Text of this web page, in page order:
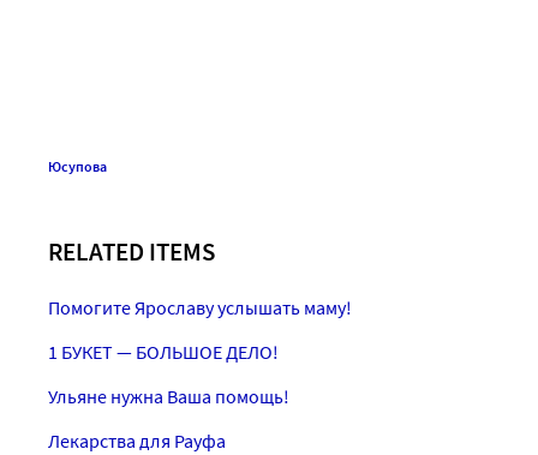
Юсупова
RELATED ITEMS
Помогите Ярославу услышать маму!
1 БУКЕТ — БОЛЬШОЕ ДЕЛО!
Ульяне нужна Ваша помощь!
Лекарства для Рауфа